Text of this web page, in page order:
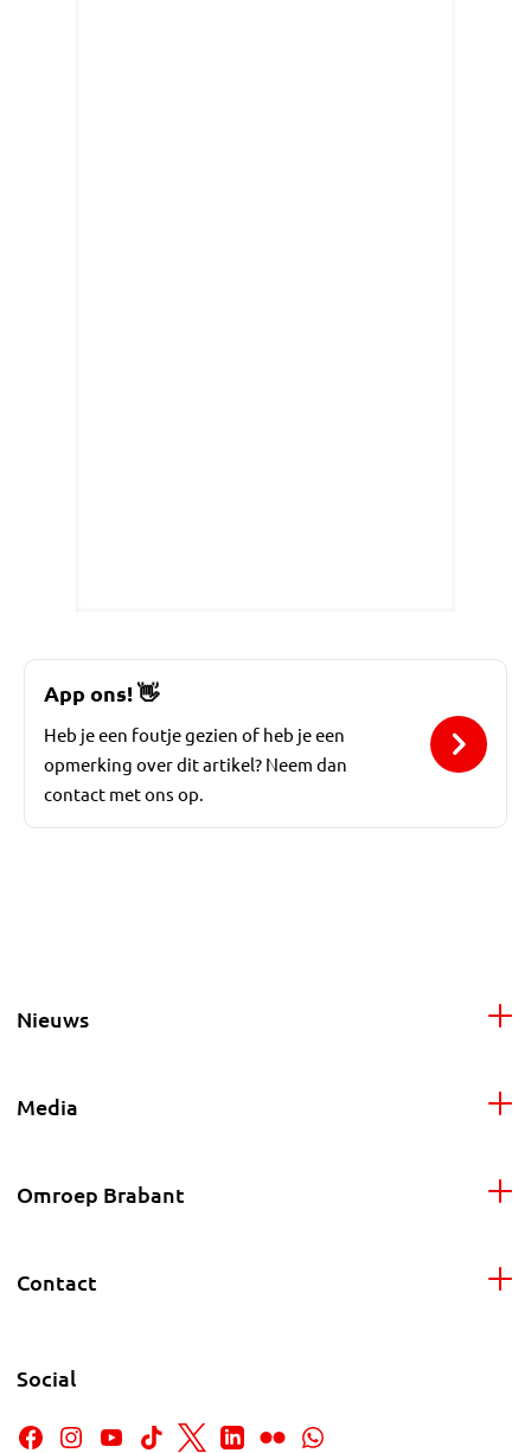
App ons!👋
Heb je een foutje gezien of heb je een
opmerking over dit artikel? Neem dan
contact met ons op.
Nieuws
Media
Omroep Brabant
Contact
Social